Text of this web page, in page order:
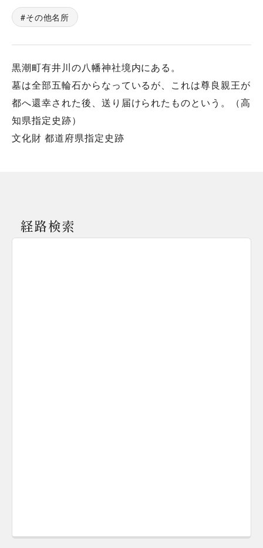
その他名所
黒潮町有井川の八幡神社境内にある。
墓は全部五輪石からなっているが、これは尊良親王が
都へ還幸された後、送り届けられたものという。（高
知県指定史跡）
文化財 都道府県指定史跡
経路検索